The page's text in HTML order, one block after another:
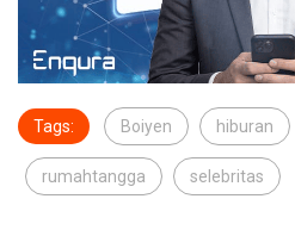
Tags: Boiyen hiburan
rumahtangga selebritas